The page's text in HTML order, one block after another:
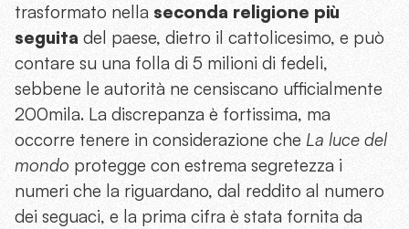
trasformato nella seconda religione più
seguita del paese, dietro il cattolicesimo, e può
contare su una folla di 5 milioni di fedeli,
sebbene le autorità ne censiscano ufficialmente
200mila. La discrepanza è fortissima, ma
occorre tenere in considerazione che La luce del
mondo protegge con estrema segretezza i
numeri che la riguardano, dal reddito al numero
dei seguaci, e la prima cifra è stata fornita da